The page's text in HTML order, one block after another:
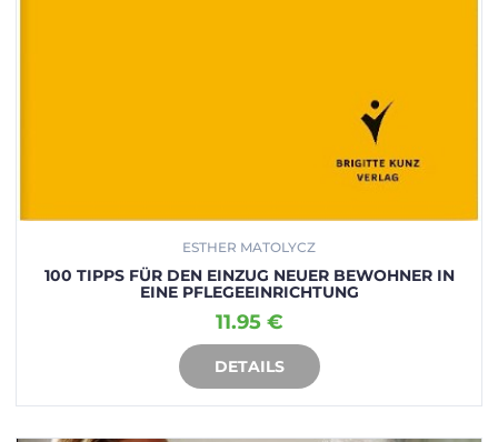
ESTHER MATOLYCZ
100 TIPPS FÜR DEN EINZUG NEUER BEWOHNER IN
EINE PFLEGEEINRICHTUNG
11.95 €
DETAILS
IN DEN WARENKORB